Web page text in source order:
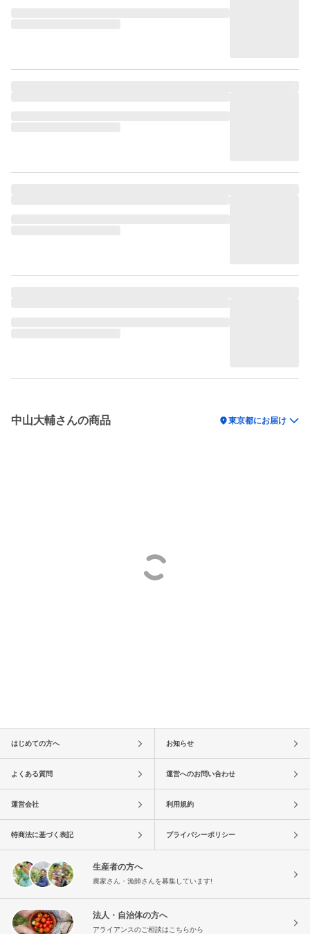
中山大輔さんの商品 location_on東京都にお届け
はじめての方へ お知らせ
よくある質問 運営へのお問い合わせ
運営会社 利用規約
特商法に基づく表記 プライバシーポリシー
生産者の方へ
農家さん・漁師さんを募集しています!
法人・自治体の方へ
アライアンスのご相談はこちらから